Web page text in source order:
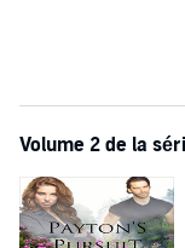
Volume 2 de la